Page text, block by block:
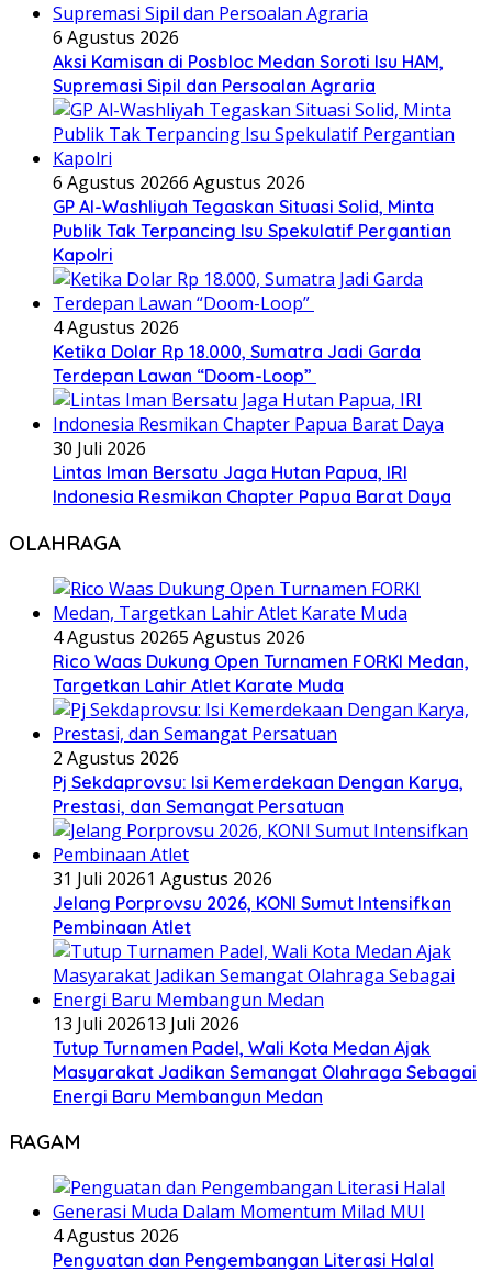
6 Agustus 2026
Aksi Kamisan di Posbloc Medan Soroti Isu HAM,
Supremasi Sipil dan Persoalan Agraria
6 Agustus 20266 Agustus 2026
GP Al-Washliyah Tegaskan Situasi Solid, Minta
Publik Tak Terpancing Isu Spekulatif Pergantian
Kapolri
4 Agustus 2026
Ketika Dolar Rp 18.000, Sumatra Jadi Garda
Terdepan Lawan “Doom-Loop”
30 Juli 2026
Lintas Iman Bersatu Jaga Hutan Papua, IRI
Indonesia Resmikan Chapter Papua Barat Daya
OLAHRAGA
4 Agustus 20265 Agustus 2026
Rico Waas Dukung Open Turnamen FORKI Medan,
Targetkan Lahir Atlet Karate Muda
2 Agustus 2026
Pj Sekdaprovsu: Isi Kemerdekaan Dengan Karya,
Prestasi, dan Semangat Persatuan
31 Juli 20261 Agustus 2026
Jelang Porprovsu 2026, KONI Sumut Intensifkan
Pembinaan Atlet
13 Juli 202613 Juli 2026
Tutup Turnamen Padel, Wali Kota Medan Ajak
Masyarakat Jadikan Semangat Olahraga Sebagai
Energi Baru Membangun Medan
RAGAM
4 Agustus 2026
Penguatan dan Pengembangan Literasi Halal